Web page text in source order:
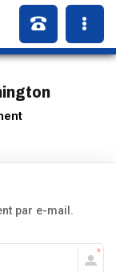
par e-mail.